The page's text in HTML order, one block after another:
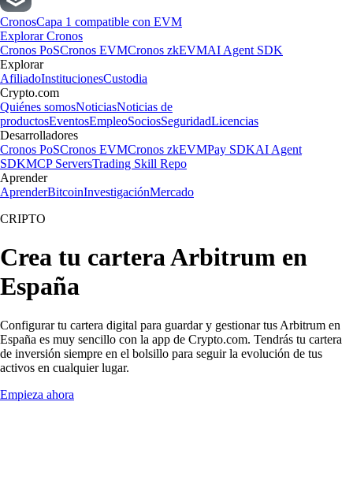
CronosCapa 1 compatible con EVM
Explorar Cronos
Cronos PoSCronos EVMCronos zkEVMAI Agent SDK
Explorar
AfiliadoInstitucionesCustodia
Crypto.com
Quiénes somosNoticiasNoticias de
productosEventosEmpleoSociosSeguridadLicencias
Desarrolladores
Cronos PoSCronos EVMCronos zkEVMPay SDKAI Agent
SDKMCP ServersTrading Skill Repo
Aprender
AprenderBitcoinInvestigaciónMercado
CRIPTO
Crea tu cartera Arbitrum en
España
Configurar tu cartera digital para guardar y gestionar tus Arbitrum en
España es muy sencillo con la app de Crypto.com. Tendrás tu cartera
de inversión siempre en el bolsillo para seguir la evolución de tus
activos en cualquier lugar.
Empieza ahora